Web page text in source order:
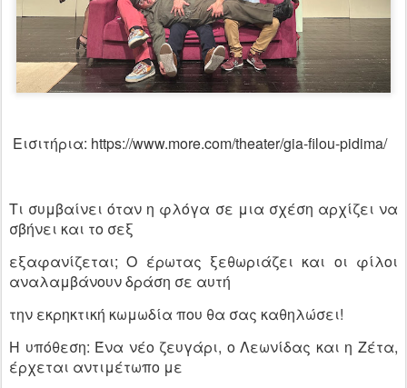
Εισιτήρια: https://www.more.com/theater/gia-filou-pidima/
Τι συμβαίνει όταν η φλόγα σε μια σχέση αρχίζει να
σβήνει και το σεξ
εξαφανίζεται; Ο έρωτας ξεθωριάζει και οι φίλοι
αναλαμβάνουν δράση σε αυτή
την εκρηκτική κωμωδία που θα σας καθηλώσει!
Η υπόθεση: Ένα νέο ζευγάρι, ο Λεωνίδας και η Ζέτα,
έρχεται αντιμέτωπο με